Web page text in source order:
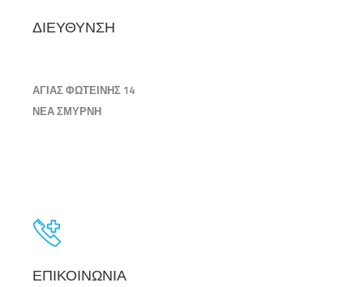
ΔΙΕΥΘΥΝΣΗ
ΑΓΙΑΣ ΦΩΤΕΙΝΗΣ 14
ΝΕΑ ΣΜΥΡΝΗ
ΕΠΙΚΟΙΝΩΝΙΑ